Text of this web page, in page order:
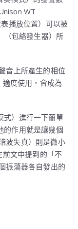
WT
播放位置）可以被
（包絡發生器）所
音上所產生的相位
度使用，會成為
式）進行一下簡單
的作用就是讓幾個
波失真）則是微小
文中提到的「不
振蕩器各自發出的